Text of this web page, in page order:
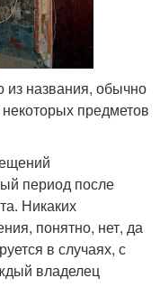
из названия, обычно
предметов
период после
Никаких
понятно, нет, да
в случаях, с
владелец